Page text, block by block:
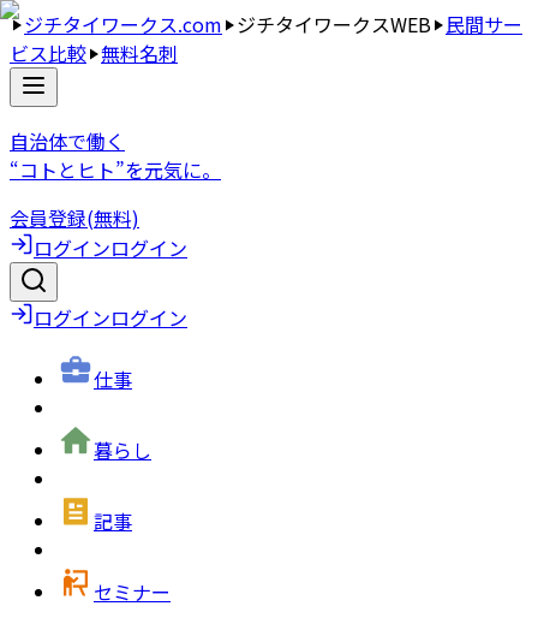
ジチタイワークス.com ジチタイワークスWEB 民間サー
ビス比較 無料名刺
自治体で働く
“コトとヒト”を元気に。
会員登録(無料)
ログインログイン
ログインログイン
仕事
暮らし
記事
セミナー